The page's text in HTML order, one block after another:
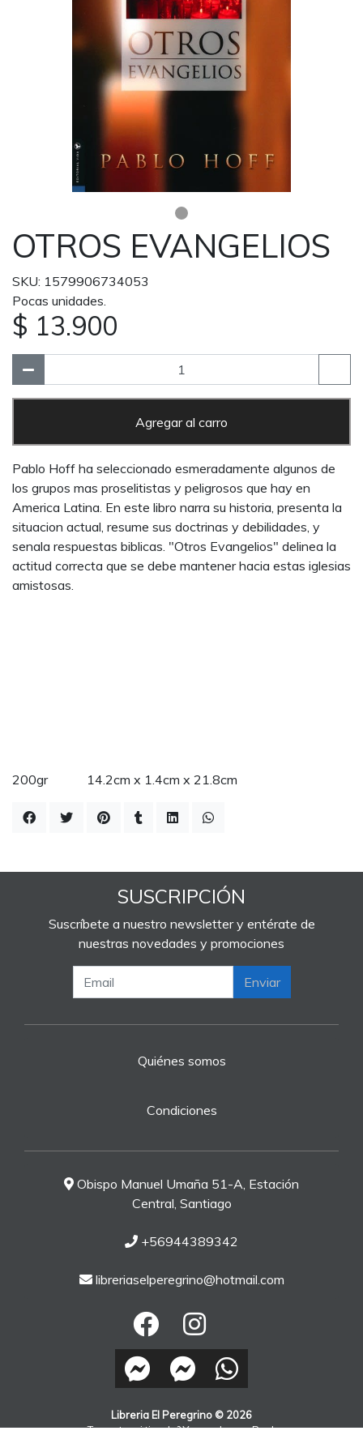
OTROS EVANGELIOS
SKU: 1579906734053
Pocas unidades.
$ 13.900
Agregar al carro
Pablo Hoff ha seleccionado esmeradamente algunos de
los grupos mas proselitistas y peligrosos que hay en
America Latina. En este libro narra su historia, presenta la
situacion actual, resume sus doctrinas y debilidades, y
senala respuestas biblicas. "Otros Evangelios" delinea la
actitud correcta que se debe mantener hacia estas iglesias
amistosas.
200gr 14.2cm x 1.4cm x 21.8cm
SUSCRIPCIÓN
Suscríbete a nuestro newsletter y entérate de
nuestras novedades y promociones
Enviar
Quiénes somos
Condiciones
Obispo Manuel Umaña 51-A, Estación
Central, Santiago
+56944389342
libreriaselperegrino@hotmail.com
Libreria El Peregrino © 2026
¿Te gusta mi tienda? Yo vendo conBsale